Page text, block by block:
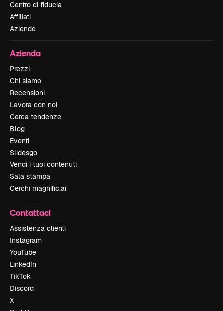
Centro di fiducia
Affiliati
Aziende
Azienda
Prezzi
Chi siamo
Recensioni
Lavora con noi
Cerca tendenze
Blog
Eventi
Slidesgo
Vendi i tuoi contenuti
Sala stampa
Cerchi magnific.ai
Contattaci
Assistenza clienti
Instagram
YouTube
LinkedIn
TikTok
Discord
X